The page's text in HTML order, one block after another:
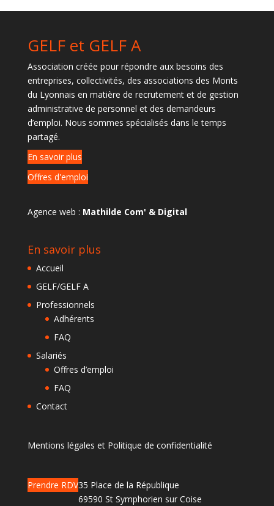
GELF et GELF A
Association créée pour répondre aux besoins des
entreprises, collectivités, des associations des Monts
du Lyonnais en matière de recrutement et de gestion
administrative de personnel et des demandeurs
d’emploi. Nous sommes spécialisés dans le temps
partagé.
En savoir plus
Offres d'emploi
Agence web : Mathilde Com' & Digital
En savoir plus
Accueil
GELF/GELF A
Professionnels
Adhérents
FAQ
Salariés
Offres d’emploi
FAQ
Contact
Mentions légales et Politique de confidentialité
Prendre RDV35 Place de la République
69590 St Symphorien sur Coise